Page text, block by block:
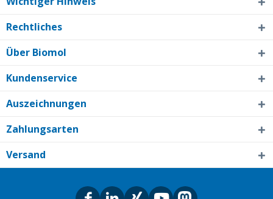
Rechtliches
Über Biomol
Kundenservice
Auszeichnungen
Zahlungsarten
Versand